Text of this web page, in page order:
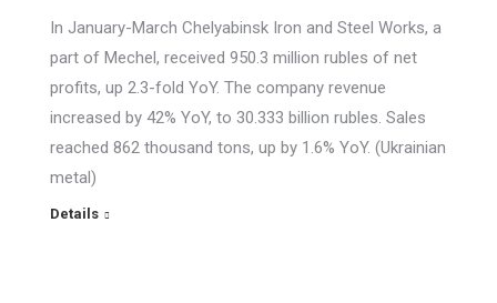
In January-March Chelyabinsk Iron and Steel Works, a
part of Mechel, received 950.3 million rubles of net
profits, up 2.3-fold YoY. The company revenue
increased by 42% YoY, to 30.333 billion rubles. Sales
reached 862 thousand tons, up by 1.6% YoY. (Ukrainian
metal)
Details